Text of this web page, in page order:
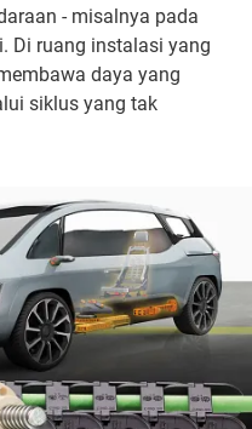
- misalnya pada
Di ruang instalasi yang
daya yang
siklus yang tak